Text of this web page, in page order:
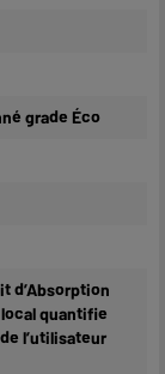
grade Éco
d’Absorption
quantifie
l’utilisateur